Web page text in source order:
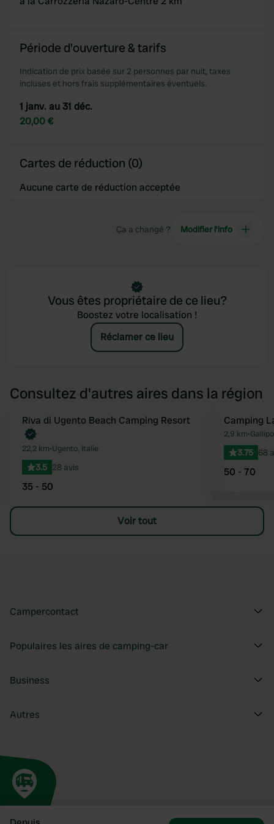
provide social media features and to analyse our traffic.
may combine it with other information that you’ve
of their services.
Période d'ouverture & tarifs
Indication de prix basée sur 2 personnes par nuit, taxes
incluses et hors frais supplémentaires éventuels.
1 janv. au 31 déc.
20,00 €
Cartes de réduction (0)
Aucune carte de réduction acceptée
Ça a changé ? Modifier l’info
Vous êtes propriétaire de ce lieu?
Boostez votre localisation !
Réclamer ce lieu
Consultez d'autres aires dans la région
Préféré
Reserve maintenant
Riva di Ugento Beach Camping Resort
22,2 km•Ugento, Italie
3.5 28 avis
35 - 50
Camping
2,9 km•
3.75 68
50 - 70
Voir tout
Campercontact
Populaires les aires de camping-car
Business
Autres